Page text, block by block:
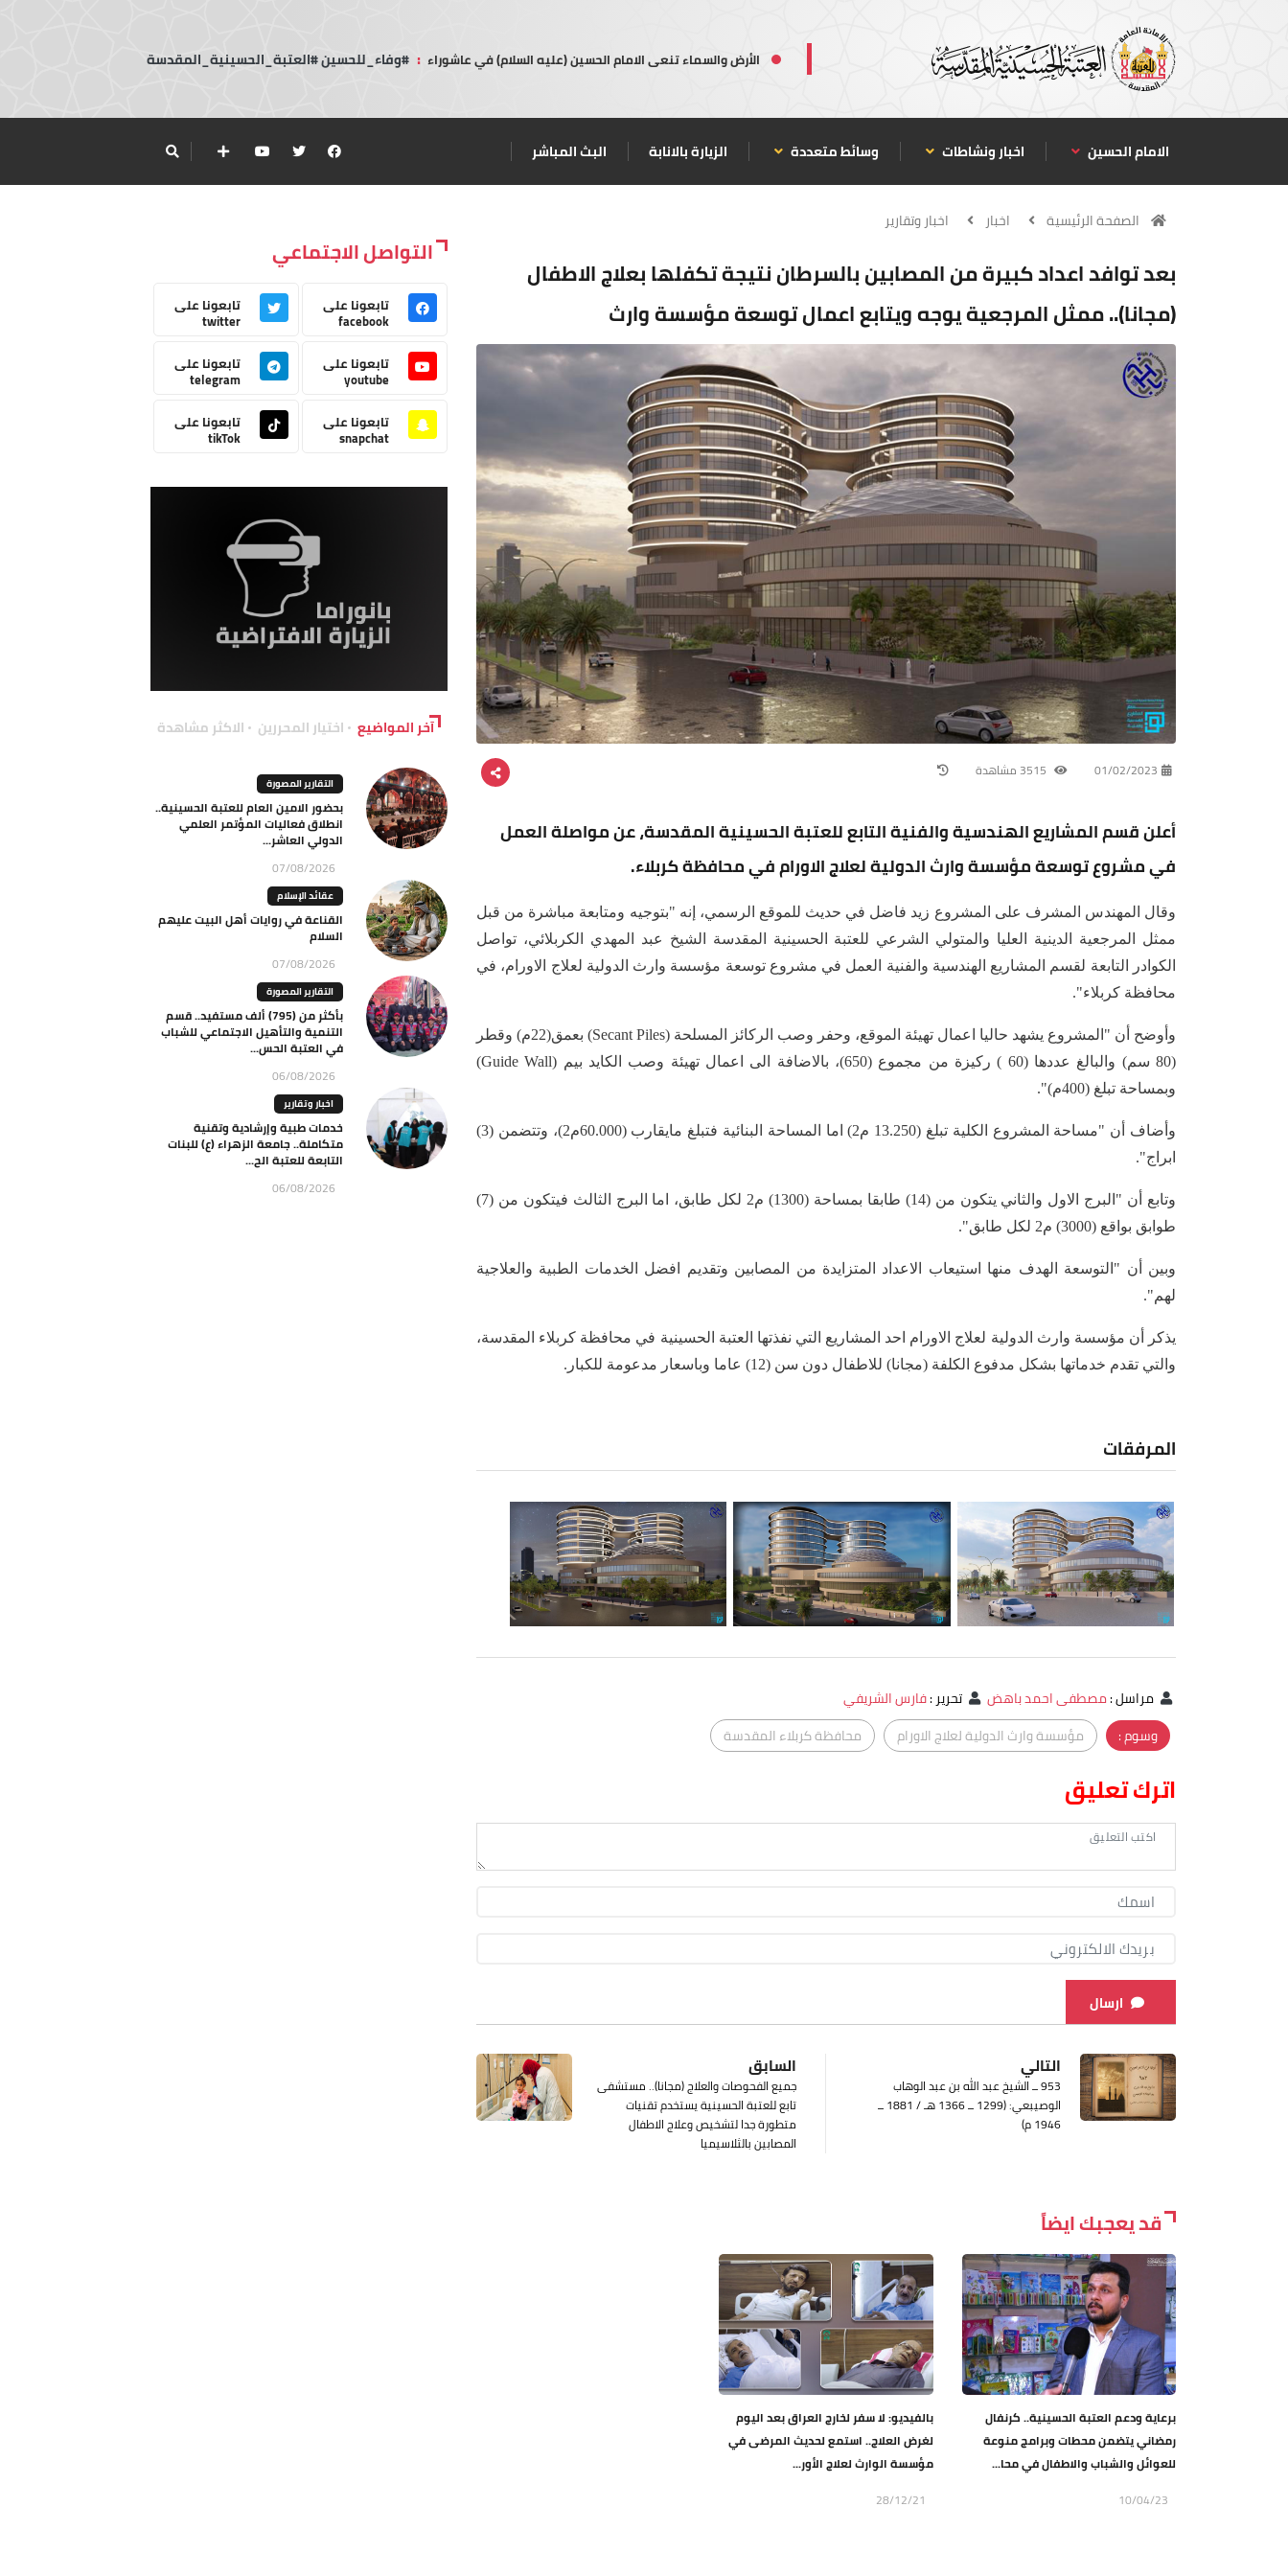
الأرض والسماء تنعى الامام الحسين (عليه السلام) في عاشوراء : #وفاء_للحسين #العتبة_الحسينية_المقدسة
الامام الحسين اخبار ونشاطات وسائط متعددة الزيارة بالانابة البث المباشر
الصفحة الرئيسية اخبار اخبار وتقارير
بعد توافد اعداد كبيرة من المصابين بالسرطان نتيجة تكفلها بعلاج الاطفال
(مجانا).. ممثل المرجعية يوجه ويتابع اعمال توسعة مؤسسة وارث
01/02/2023
أعلن قسم المشاريع الهندسية والفنية التابع للعتبة الحسينية المقدسة، عن مواصلة العمل
في مشروع توسعة مؤسسة وارث الدولية لعلاج الاورام في محافظة كربلاء.
وقال المهندس المشرف على المشروع زيد فاضل في حديث للموقع الرسمي، إنه "بتوجيه ومتابعة مباشرة من قبل
ممثل المرجعية الدينية العليا والمتولي الشرعي للعتبة الحسينية المقدسة الشيخ عبد المهدي الكربلائي، تواصل
الكوادر التابعة لقسم المشاريع الهندسية والفنية العمل في مشروع توسعة مؤسسة وارث الدولية لعلاج الاورام، في
محافظة كربلاء".
وأوضح أن "المشروع يشهد حاليا اعمال تهيئة الموقع، وحفر وصب الركائز المسلحة (Secant Piles) بعمق(22م) وقطر
(80 سم) والبالغ عددها (60 ) ركيزة من مجموع (650)، بالاضافة الى اعمال تهيئة وصب الكايد بيم (Guide Wall)
وبمساحة تبلغ (400م)".
وأضاف أن "مساحة المشروع الكلية تبلغ (13.250 م2) اما المساحة البنائية فتبلغ مايقارب (60.000م2)، وتتضمن (3)
ابراج".
وتابع أن "البرج الاول والثاني يتكون من (14) طابقا بمساحة (1300) م2 لكل طابق، اما البرج الثالث فيتكون من (7)
طوابق بواقع (3000) م2 لكل طابق".
وبين أن "التوسعة الهدف منها استيعاب الاعداد المتزايدة من المصابين وتقديم افضل الخدمات الطبية والعلاجية
لهم".
يذكر أن مؤسسة وارث الدولية لعلاج الاورام احد المشاريع التي نفذتها العتبة الحسينية في محافظة كربلاء المقدسة،
والتي تقدم خدماتها بشكل مدفوع الكلفة (مجانا) للاطفال دون سن (12) عاما وباسعار مدعومة للكبار.
المرفقات
مراسل:مصطفى احمد باهض تحرير:فارس الشريفي
وسوم :
مؤسسة وارث الدولية لعلاج الاورام محافظة كربلاء المقدسة
اترك تعليق
ارسال
السابق
جميع الفحوصات والعلاج (مجانا).. مستشفى
تابع للعتبة الحسينية يستخدم تقنيات
متطورة جدا لتشخيص وعلاج الاطفال
المصابين بالثلاسيميا
التالي
953 ــ الشيخ عبد الله بن عبد الوهاب
الوصيبعي: (1299 ــ 1366 هـ / 1881 ــ
1946 م)
قد يعجبك ايضاً
برعاية ودعم العتبة الحسينية.. كرنفال
رمضاني يتضمن محطات وبرامج منوعة
للعوائل والشباب والاطفال في محا...
10/04/23
بالفيديو: لا سفر لخارج العراق بعد اليوم
لغرض العلاج.. استمع لحديث المرضى في
مؤسسة الوارث لعلاج الأور...
28/12/21
التواصل الاجتماعي
تابعونا على
facebook
تابعونا على
twitter
تابعونا على
youtube
تابعونا على
telegram
تابعونا على
snapchat
تابعونا على
tikTok
آخر المواضيع اختيار المحررين الاكثر مشاهدة
التقارير المصورة
بحضور الامين العام للعتبة الحسينية..
انطلاق فعاليات المؤتمر العلمي
الدولي العاشر...
07/08/2026
عقائد الإسلام
القناعة في روايات أهل البيت عليهم
السلام
07/08/2026
التقارير المصورة
بأكثر من (795) ألف مستفيد.. قسم
التنمية والتأهيل الاجتماعي للشباب
في العتبة الحس...
06/08/2026
اخبار وتقارير
خدمات طبية وإرشادية وتقنية
متكاملة.. جامعة الزهراء (ع) للبنات
التابعة للعتبة الح...
06/08/2026